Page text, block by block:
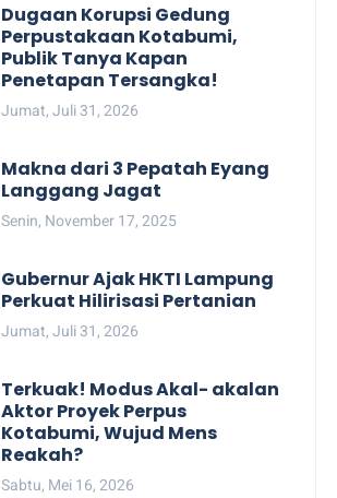
Dugaan Korupsi Gedung
Perpustakaan Kotabumi,
Publik Tanya Kapan
Penetapan Tersangka!
Jumat, Juli 31, 2026
Makna dari 3 Pepatah Eyang
Langgang Jagat
Senin, November 17, 2025
Gubernur Ajak HKTI Lampung
Perkuat Hilirisasi Pertanian
Jumat, Juli 31, 2026
Terkuak! Modus Akal- akalan
Aktor Proyek Perpus
Kotabumi, Wujud Mens
Reakah?
Sabtu, Mei 16, 2026